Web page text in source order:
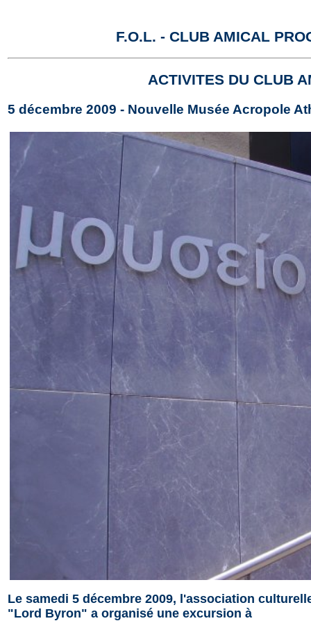
F.O.L. - CLUB AMICAL
ACTIVITES DU CLUB
5 décembre 2009 - Nouvelle Musée Acropole
Le samedi 5 décembre 2009, l'association
"Lord Byron" a organisé une excursion à